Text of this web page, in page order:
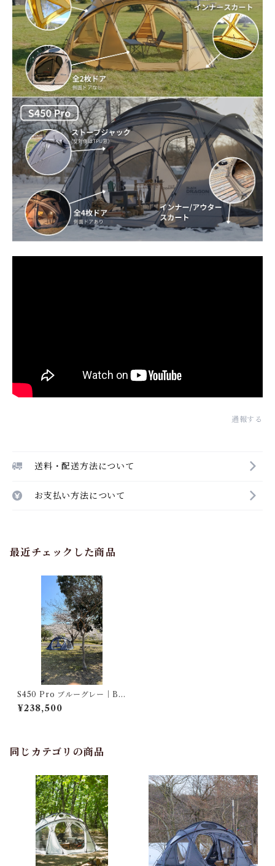
通報する
送料・配送方法について
お支払い方法について
最近チェックした商品
S450 Pro ブルーグレー｜Blu
e Gray Fully Enclosed Zipp
ered Footprint 全周ファスナ
¥238,500
同じカテゴリの商品